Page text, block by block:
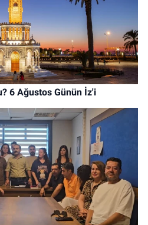
6 Ağustos Günün İz'i